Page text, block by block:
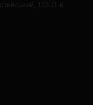
123 (1-й